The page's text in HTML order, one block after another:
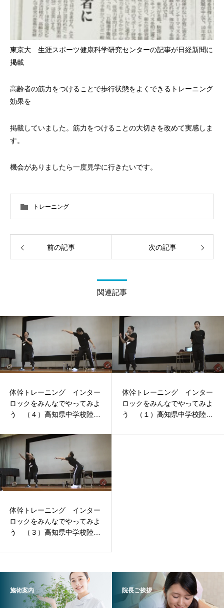
東京大 生涯スポーツ健康科学研究センターの記事が日経新聞に
掲載
高齢者の筋力をつけることで歩行状態をよくできるトレーニング
効果を
掲載していました。筋力をつけることの大切さを改めて実感しま
す。
機会がありましたら一度見学に行きたいです。
トレーニング
前の記事 次の記事
関連記事
体幹トレーニング インター
ロックをみんなでやってみよ
う （４）高知県中学校陸上
体幹トレーニング インター
ロックをみんなでやってみよ
う （１）高知県中学校陸上
体幹トレーニング インター
ロックをみんなでやってみよ
う （３）高知県中学校陸上
施術案内 院長ご挨拶